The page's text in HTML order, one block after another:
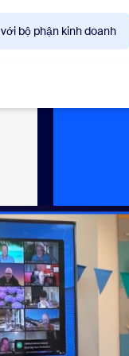
bộ phận kinh doanh
khách hàng